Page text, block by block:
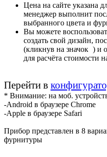
Цена на сайте указана
менеджер выполнит
выбранного цвета и
Вы можете
создать свой дизайн,
(кликнув на значок ) и
для расчёта стоимости
Перейти в
* Внимание: на моб.
-Android в браузере Chrome
-Apple в браузере Safari
Прибор представлен в 8
фурнитуры